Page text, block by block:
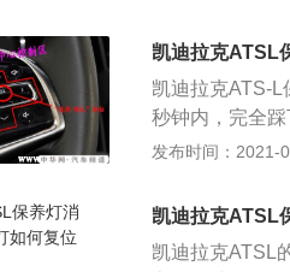
凯迪拉克ATSL
凯迪拉克ATS-L
秒钟内，完全
现，则复位成
换发动机机油的
保持数秒即可
油寿命为100％
发布时间：2021-
凯迪拉克ATSL
凯迪拉克ATSL